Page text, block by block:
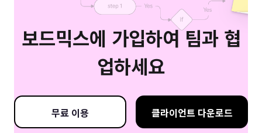
보드믹스에 가입하여 팀과 협
업하세요
무료 이용 클라이언트 다운로드